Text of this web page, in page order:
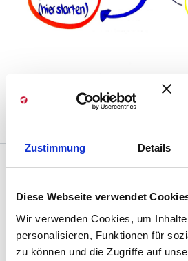
Zustimmung Details
Diese Webseite verwendet
Wir verwenden Cookies, um
personalisieren, Funktionen für
zu können und die Zugriffe auf